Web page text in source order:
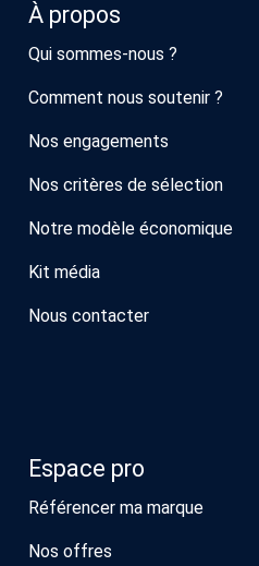
À propos
Qui sommes-nous ?
Comment nous soutenir ?
Nos engagements
Nos critères de sélection
Notre modèle économique
Kit média
Nous contacter
Espace pro
Référencer ma marque
Nos offres